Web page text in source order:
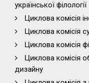
української філології
Циклова комісія
Циклова комісія
Циклова комісія
Циклова комісія
дизайну